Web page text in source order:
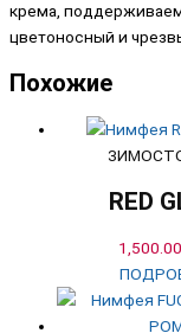
крема,
цветоносный и
Похожие
RED
1,500.00